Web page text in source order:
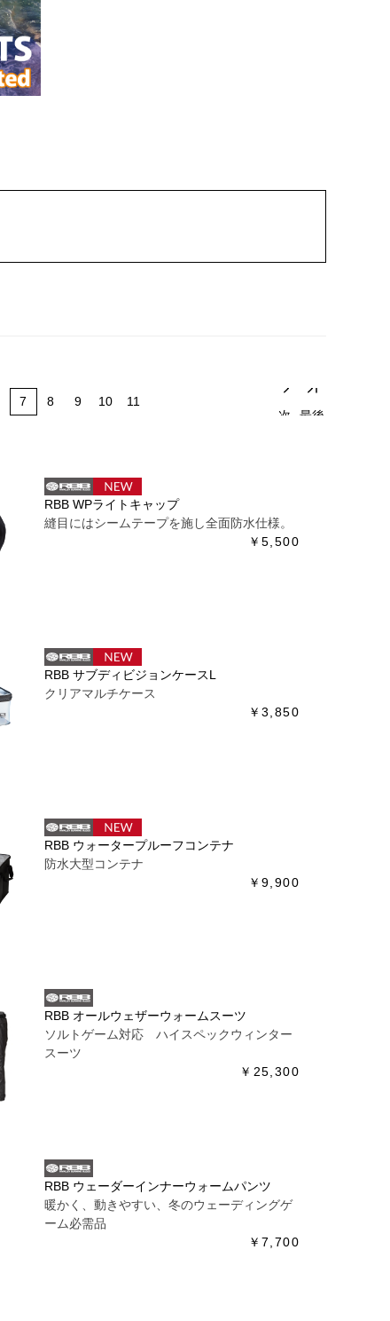
7 8 9 10
11
次
最後
RBB WPライトキャップ
縫目にはシームテープを施し全面防水仕様。
￥5,500
RBB サブディビジョンケースL
クリアマルチケース
￥3,850
RBB ウォータープルーフコンテナ
防水大型コンテナ
￥9,900
RBB オールウェザーウォームスーツ
ソルトゲーム対応 ハイスペックウィンター
スーツ
￥25,300
RBB ウェーダーインナーウォームパンツ
暖かく、動きやすい、冬のウェーディングゲ
ーム必需品
￥7,700